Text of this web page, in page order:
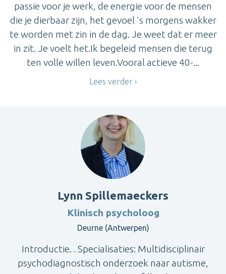
passie voor je werk, de energie voor de mensen
die je dierbaar zijn, het gevoel 's morgens wakker
te worden met zin in de dag. Je weet dat er meer
in zit. Je voelt het.Ik begeleid mensen die terug
ten volle willen leven.Vooral actieve 40-...
Lees verder
Lynn Spillemaeckers
Klinisch psycholoog
Deurne (Antwerpen)
Introductie. . Specialisaties: Multidisciplinair
psychodiagnostisch onderzoek naar autisme,